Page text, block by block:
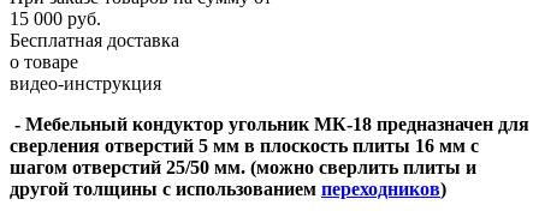
15 000 руб.
Бесплатная доставка
о товаре
видео-инструкция
- Мебельный кондуктор угольник МК-18 предназначен для
сверления отверстий 5 мм в плоскость плиты 16 мм с
шагом отверстий 25/50 мм. (можно сверлить плиты и
другой толщины с использованием переходников)